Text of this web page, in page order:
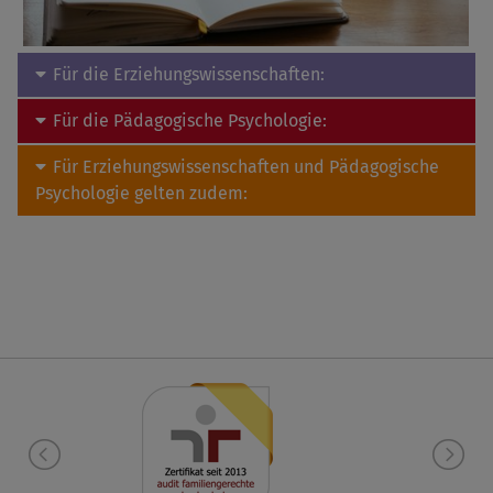
Für die Erziehungswissenschaften:
Für die Pädagogische Psychologie:
Für Erziehungswissenschaften und Pädagogische
Psychologie gelten zudem: